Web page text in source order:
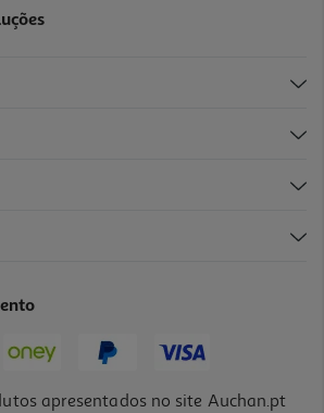
apresentados no site Auchan.pt